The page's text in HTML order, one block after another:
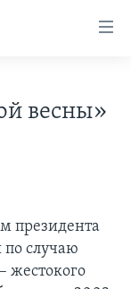
весны»
президента
случаю
жестокого